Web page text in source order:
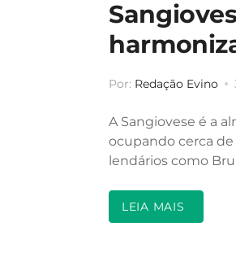
Por: Redação Evino
A Sangiovese é a
ocupando cerca de
lendários como
LEIA MAIS